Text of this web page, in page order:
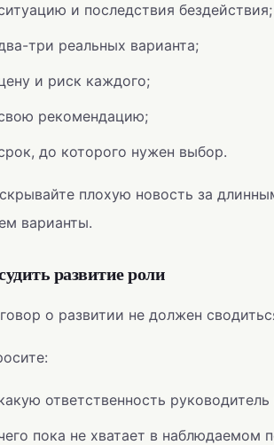
и последствия бездействия;
три реальных варианта;
и риск каждого;
рекомендацию;
до которого нужен выбор.
плохую новость за
варианты.
развитие роли
о развитии не должен
ответственность
пока не хватает в наблюдаемом